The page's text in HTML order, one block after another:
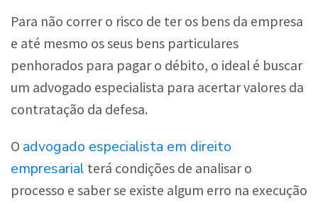
Para não correr o risco de ter os bens da empresa
e até mesmo os seus bens particulares
penhorados para pagar o débito, o ideal é buscar
um advogado especialista para acertar valores da
contratação da defesa.
O advogado especialista em direito
empresarial terá condições de analisar o
processo e saber se existe algum erro na execução